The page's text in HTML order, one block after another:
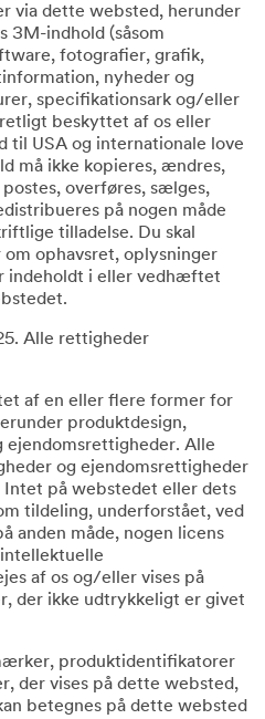
via dette websted, herunder
3M-indhold (såsom
fotografier, grafik,
nyheder og
specifikationsark og/eller
beskyttet af os eller
til USA og internationale love
må ikke kopieres, ændres,
overføres, sælges,
på nogen måde
tilladelse. Du skal
ophavsret, oplysninger
indeholdt i eller vedhæftet
Alle rettigheder
af en eller flere former for
produktdesign,
Alle
og ejendomsrettigheder
Intet på webstedet eller dets
tildeling, underforstået, ved
anden måde, nogen licens
af os og/eller vises på
der ikke udtrykkeligt er givet
produktidentifikatorer
der vises på dette websted,
betegnes på dette websted